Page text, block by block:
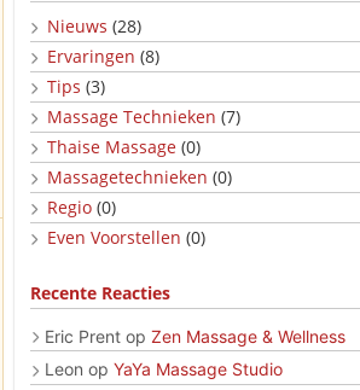
Nieuws (28)
Ervaringen (8)
Tips (3)
Massage Technieken (7)
Thaise Massage (0)
Massagetechnieken (0)
Regio (0)
Even Voorstellen (0)
Recente Reacties
Eric Prentop Zen Massage & Wellness
Leon op YaYa Massage Studio